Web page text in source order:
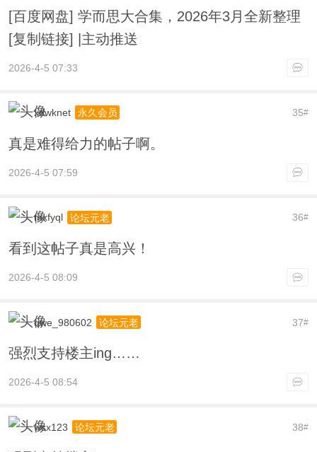
[百度网盘] 学而思大合集，2026年3月全新整理
[复制链接] |主动推送
2026-4-5 07:33
35#
xdwknet 永久会员
真是难得给力的帖子啊。
2026-4-5 07:59
36#
mxfyql 论坛元老
看到这帖子真是高兴！
2026-4-5 08:09
37#
qwe_980602 论坛元老
强烈支持楼主ing……
2026-4-5 08:54
38#
wsx123 论坛元老